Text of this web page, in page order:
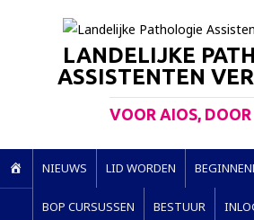
LANDELIJKE
ASSISTENTEN
VOOR AIOS,
O
NIEUWS LID WORDEN
BOP CURSUSSEN BESTUUR